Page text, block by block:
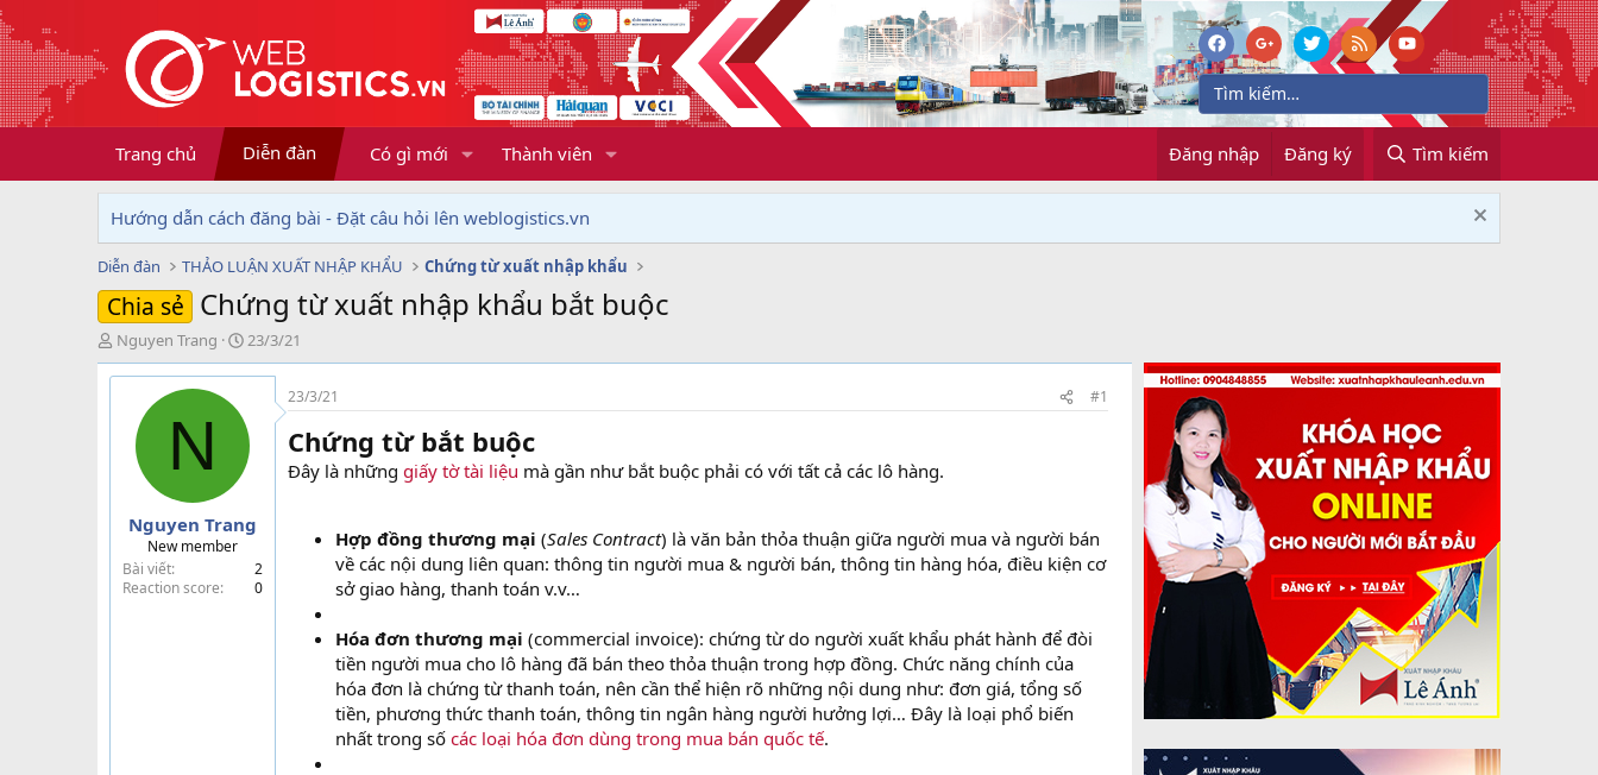
Trang chủ Diễn đàn Có gì mới Thành viên Đăng nhập Đăng ký Tìm kiếm
Hướng dẫn cách đăng bài - Đặt câu hỏi lên weblogistics.vn
Diễn đàn THẢO LUẬN XUẤT NHẬP KHẨU Chứng từ xuất nhập khẩu
Chia sẻ Chứng từ xuất nhập khẩu bắt buộc
T
h
r
Nguyen Trang
N
g
à
g
ử
i
23/3/21
N
Nguyen Trang
New member
Bài viết
2
Reaction score
0
23/3/21 #1
Chứng từ bắt buộc
Đây là những giấy tờ tài liệu mà gần như bắt buộc phải có với tất cả các lô hàng.
Hợp đồng thương mại (Sales Contract) là văn bản thỏa thuận giữa người mua và người bán
về các nội dung liên quan: thông tin người mua & người bán, thông tin hàng hóa, điều kiện cơ
sở giao hàng, thanh toán v.v…
Hóa đơn thương mại (commercial invoice): chứng từ do người xuất khẩu phát hành để đòi
tiền người mua cho lô hàng đã bán theo thỏa thuận trong hợp đồng. Chức năng chính của
hóa đơn là chứng từ thanh toán, nên cần thể hiện rõ những nội dung như: đơn giá, tổng số
tiền, phương thức thanh toán, thông tin ngân hàng người hưởng lợi… Đây là loại phổ biến
nhất trong số các loại hóa đơn dùng trong mua bán quốc tế.